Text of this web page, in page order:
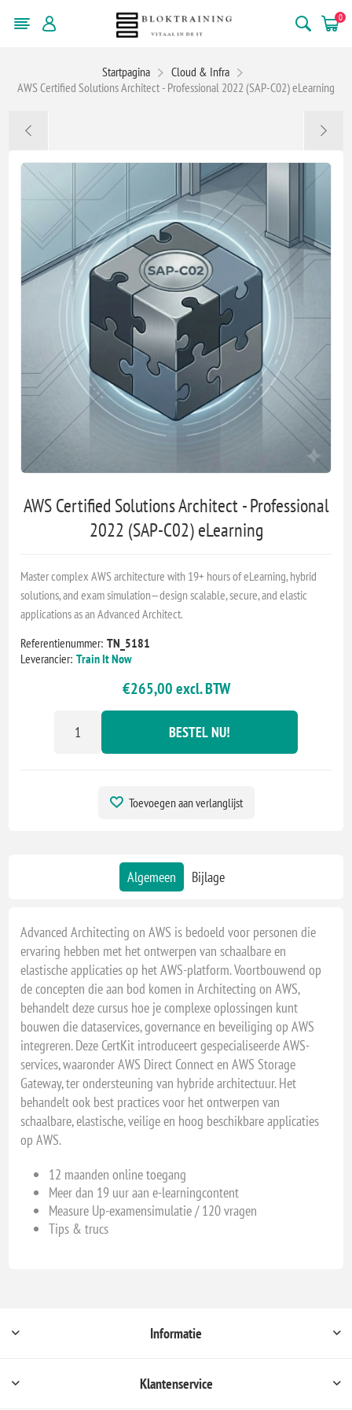
0
Startpagina
Cloud & Infra
AWS Certified Solutions Architect - Professional 2022 (SAP-C02) eLearning
AWS Certified Solutions Architect - Professional
2022 (SAP-C02) eLearning
Master complex AWS architecture with 19+ hours of eLearning, hybrid
solutions, and exam simulation—design scalable, secure, and elastic
applications as an Advanced Architect.
Referentienummer: TN_5181
Leverancier: Train It Now
€265,00 excl. BTW
BESTEL NU!
Toevoegen aan verlanglijst
Algemeen Bijlage
Advanced Architecting on AWS is bedoeld voor personen die
ervaring hebben met het ontwerpen van schaalbare en
elastische applicaties op het AWS-platform. Voortbouwend op
de concepten die aan bod komen in Architecting on AWS,
behandelt deze cursus hoe je complexe oplossingen kunt
bouwen die dataservices, governance en beveiliging op AWS
integreren. Deze CertKit introduceert gespecialiseerde AWS-
services, waaronder AWS Direct Connect en AWS Storage
Gateway, ter ondersteuning van hybride architectuur. Het
behandelt ook best practices voor het ontwerpen van
schaalbare, elastische, veilige en hoog beschikbare applicaties
op AWS.
12 maanden online toegang
Meer dan 19 uur aan e-learningcontent
Measure Up-examensimulatie / 120 vragen
Tips & trucs
Informatie
Klantenservice